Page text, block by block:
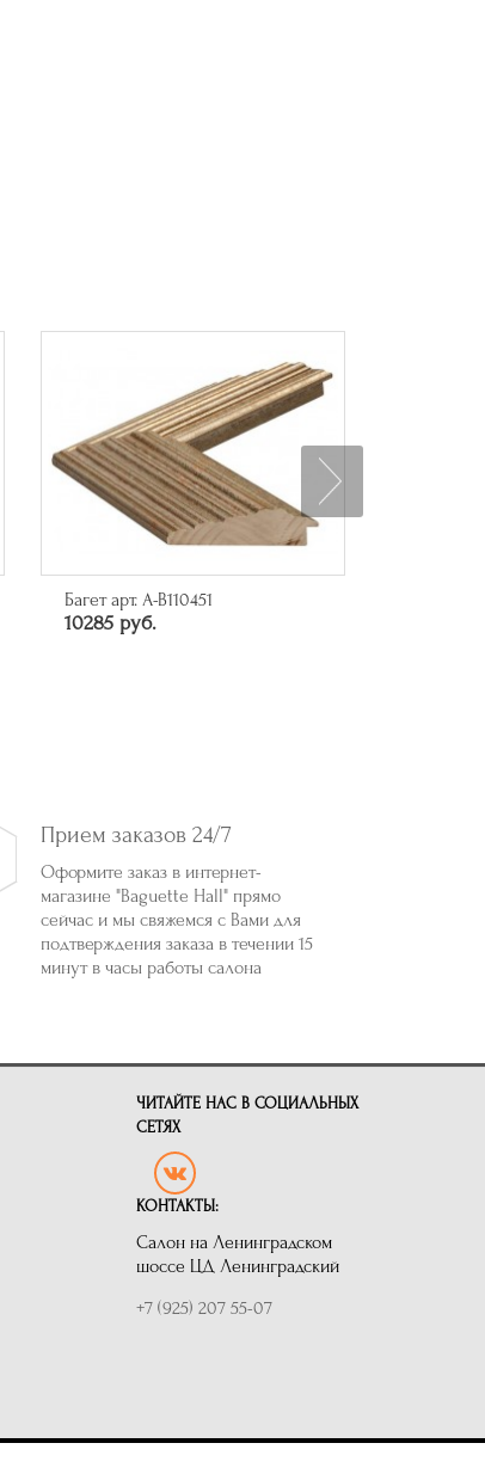
Багет арт. A-B110451
10285 руб.
Прием заказов 24/7
Оформите заказ в интернет-
магазине "Baguette Hall" прямо
сейчас и мы свяжемся с Вами для
подтверждения заказа в течении 15
минут в часы работы салона
ЧИТАЙТЕ НАС В СОЦИАЛЬНЫХ
СЕТЯХ
КОНТАКТЫ:
Салон на Ленинградском
шоссе ЦД Ленинградский
+7 (925) 207 55-07